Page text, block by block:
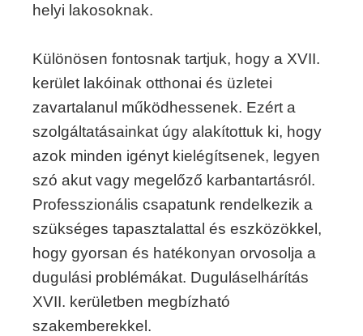
helyi lakosoknak.
Különösen fontosnak tartjuk, hogy a XVII.
kerület lakóinak otthonai és üzletei
zavartalanul működhessenek. Ezért a
szolgáltatásainkat úgy alakítottuk ki, hogy
azok minden igényt kielégítsenek, legyen
szó akut vagy megelőző karbantartásról.
Professzionális csapatunk rendelkezik a
szükséges tapasztalattal és eszközökkel,
hogy gyorsan és hatékonyan orvosolja a
dugulási problémákat. Duguláselhárítás
XVII. kerületben megbízható
szakemberekkel.